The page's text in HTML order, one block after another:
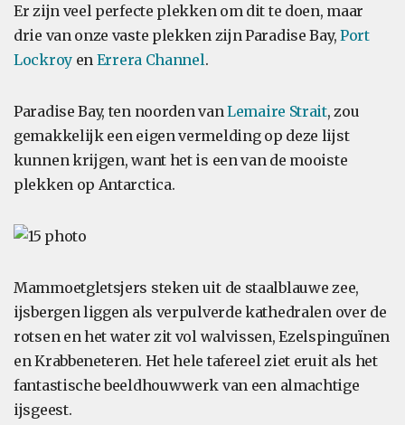
Er zijn veel perfecte plekken om dit te doen, maar
drie van onze vaste plekken zijn Paradise Bay, Port
Lockroyen Errera Channel.
Paradise Bay, ten noorden vanLemaire Strait, zou
gemakkelijk een eigen vermelding op deze lijst
kunnen krijgen, want het is een van de mooiste
plekken op Antarctica.
Mammoetgletsjers steken uit de staalblauwe zee,
ijsbergen liggen als verpulverde kathedralen over de
rotsen en het water zit vol walvissen, Ezelspinguïnen
en Krabbeneteren. Het hele tafereel ziet eruit als het
fantastische beeldhouwwerk van een almachtige
ijsgeest.